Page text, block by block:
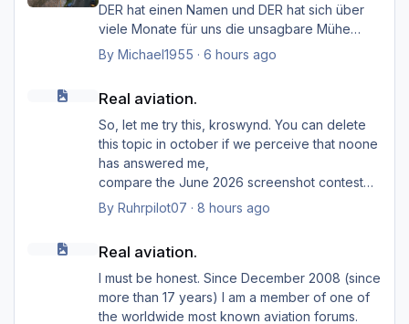
DER hat einen Namen und DER hat sich über
viele Monate für uns die unsagbare Mühe
gemacht, den Simulator
Das "Zeug", wie du es bezeichnest, ist sein
Baby, was er uns zur Verfügung gestellt hat.
Du unterstellst hier Dinge, die in keinster
Weise von Außenstehenden belegbar sind.
Warum das ZEUG nun offline ist, kann dir nur
der Entwickler beantworten.
By Michael1955 · 6 hours ago
Real aviation.
Real aviation.
So, let me try this, kroswynd. You can delete
this topic in october if we perceive that noone
has answered me,
compare the June 2026 screenshot contest
(with so far only ... two participants?). Probably
of deleting forum topics too early. Grown men
are bigger than only one insult,
but at jetphotos they're not that fast.
Back on topic.
By Ruhrpilot07 · 8 hours ago
Real aviation.
Real aviation.
I must be honest. Since December 2008 (since
more than 17 years) I am a member of one of
the worldwide most known aviation forums.